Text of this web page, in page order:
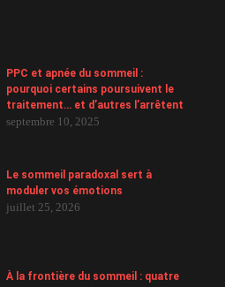
PPC et apnée du sommeil :
pourquoi certains poursuivent le
traitement… et d’autres l’arrêtent
septembre 10, 2025
Le sommeil paradoxal sert à
moduler vos émotions
juillet 25, 2026
À la frontière du sommeil : quatre